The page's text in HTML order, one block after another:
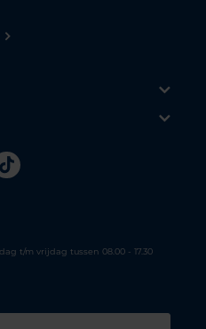
Tiktok
t/m vrijdag tussen 08.00 - 17.30